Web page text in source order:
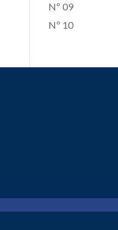
Nº 09
Nº 10